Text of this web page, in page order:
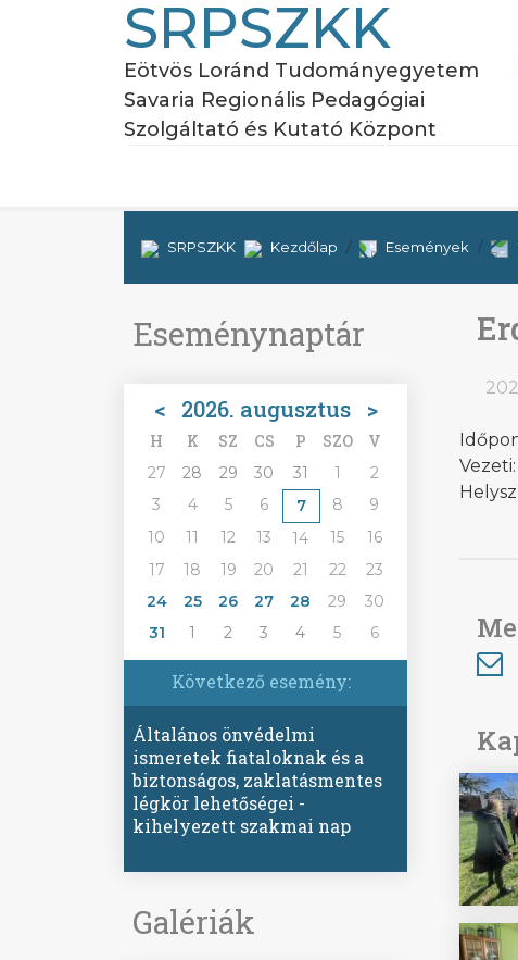
SRPSZKK
Eötvös Loránd Tudományegyetem
Savaria Regionális Pedagógiai
Szolgáltató és Kutató Központ
SRPSZKK Kezdőlap Események
Eseménynaptár
< 2026. augusztus >
H K SZ CS P SZO V
27 28 29 30 31 1
2
3
4 5 6 7 8
9
10
11 12 13 14 15
16
17
18 19 20 21 22
23
24
25 26 27 28 29
30
31
1 2 3 4 5 6
Következő esemény:
Általános önvédelmi
ismeretek fiataloknak és a
biztonságos, zaklatásmentes
légkör lehetőségei -
kihelyezett szakmai nap
Galériák